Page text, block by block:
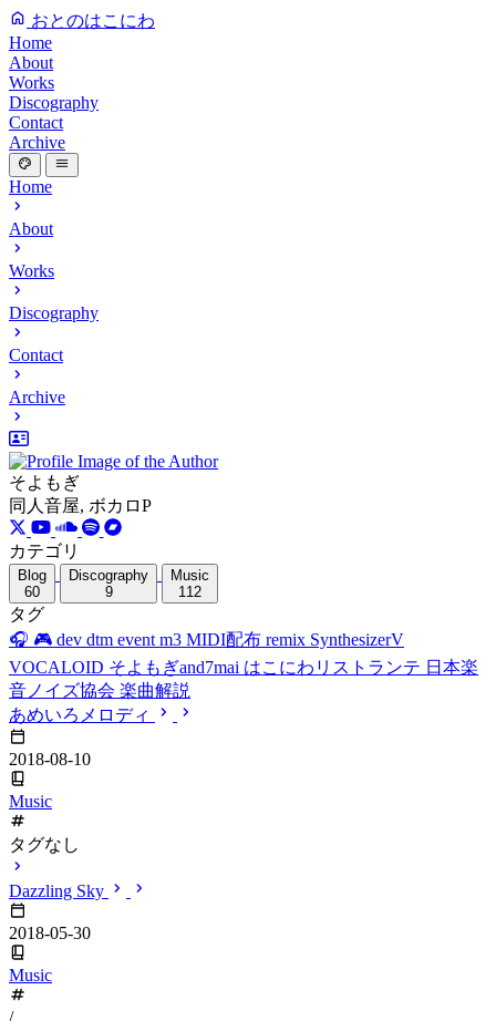
おとのはこにわ
Home
About
Works
Discography
Contact
Archive
Home
About
Works
Discography
Contact
Archive
そよもぎ
同人音屋, ボカロP
カテゴリ
Blog
60
Discography
9
Music
112
タグ
🎧 🎮 dev dtm event m3 MIDI配布 remix SynthesizerV
VOCALOID そよもぎand7mai はこにわリストランテ 日本楽
音ノイズ協会 楽曲解説
あめいろメロディ
2018-08-10
Music
タグなし
Dazzling Sky
2018-05-30
Music